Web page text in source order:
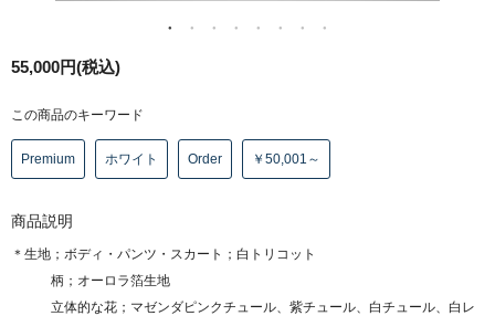
55,000円(税込)
この商品のキーワード
Premium ホワイト Order ￥50,001～
商品説明
＊生地；ボディ・パンツ・スカート；白トリコット
柄；オーロラ箔生地
立体的な花；マゼンダピンクチュール、紫チュール、白チュール、白レ